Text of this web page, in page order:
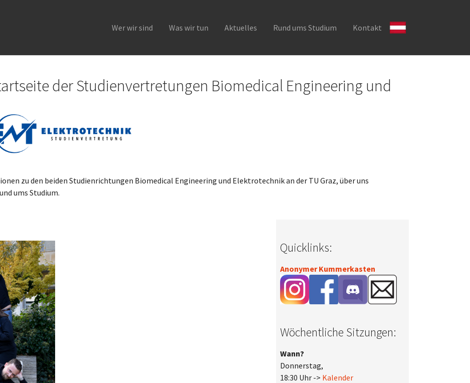
Wer wir sind Was wir tun Aktuelles Rund ums Studium Kontakt
der Studienvertretungen Biomedical Engineering und
zu den beiden Studienrichtungen Biomedical Engineering und Elektrotechnik an der TU Graz, über uns
ums Studium.
Quicklinks:
Anonymer Kummerkasten
Wöchentliche Sitzungen:
Wann?
Donnerstag,
18:30 Uhr -> Kalender